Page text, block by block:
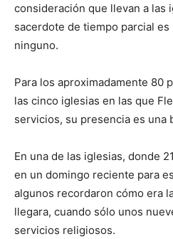
consideración que llevan a las
sacerdote de tiempo parcial
ninguno.
Para los aproximadamente 80
las cinco iglesias en las que
servicios, su presencia es una
En una de las iglesias, donde
en un domingo reciente para
algunos recordaron cómo era
llegara, cuando sólo unos
servicios religiosos.